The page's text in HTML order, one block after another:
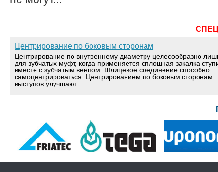
Центрирование по боковым сторонам
Центрирование по внутреннему диаметру целесообразно
для зубчатых муфт, когда применяется сплошная закалка
вместе с зубчатым венцом. Шлицевое соединение способно
самоцентрироваться. Центрированием по боковым сторонам
выступов улучшают...